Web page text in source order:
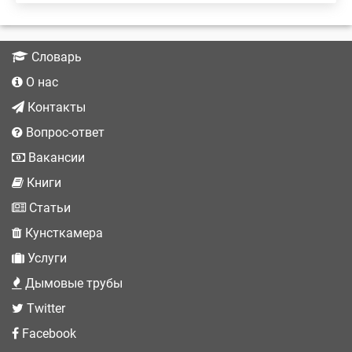
Словарь
О нас
Контакты
Вопрос-ответ
Вакансии
Книги
Статьи
Кунсткамера
Услуги
Дымовые трубы
Twitter
Facebook